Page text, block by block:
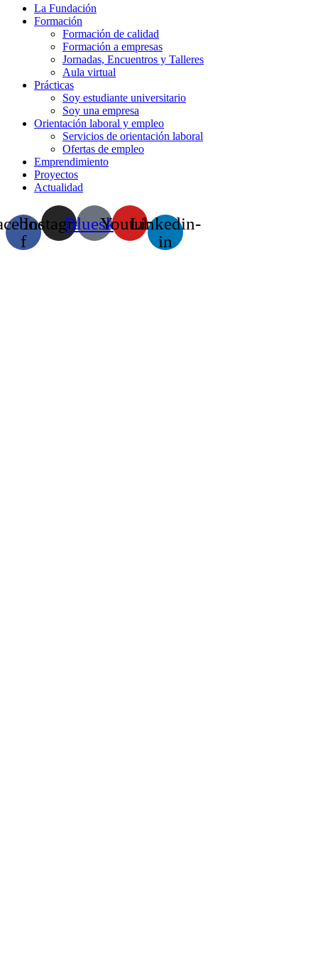
La Fundación
Formación
Formación de calidad
Formación a empresas
Jornadas, Encuentros y Talleres
Aula virtual
Prácticas
Soy estudiante universitario
Soy una empresa
Orientación laboral y empleo
Servicios de orientación laboral
Ofertas de empleo
Emprendimiento
Proyectos
Actualidad
f
InstagramBlueskyYoutubeLinkedin-
in